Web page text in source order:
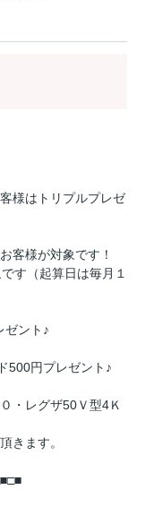
様はトリプルプレゼ
客様が対象です！
す（起算日は毎月１
ゼント♪
500円プレゼント♪
・レグザ50Ｖ型4Ｋ
きます。